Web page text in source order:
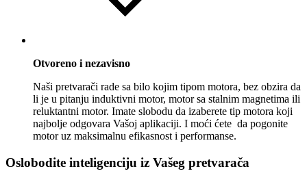
Otvoreno i nezavisno
Naši pretvarači rade sa bilo kojim tipom motora, bez obzira da
li je u pitanju induktivni motor, motor sa stalnim magnetima ili
reluktantni motor. Imate slobodu da izaberete tip motora koji
najbolje odgovara Vašoj aplikaciji. I moći ćete da pogonite
motor uz maksimalnu efikasnost i performanse.
Oslobodite inteligenciju iz Vašeg pretvarača